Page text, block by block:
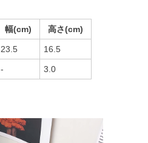
幅(cm) 高さ(cm)
23.5 16.5
- 3.0